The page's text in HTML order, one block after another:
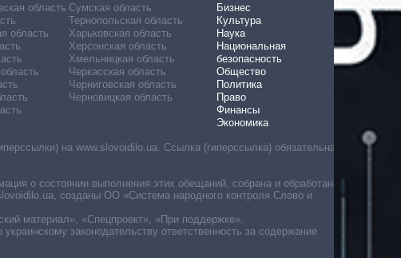
область
область
Сумская область
Тернопольская область
Харьковская область
Херсонская область
Хмельницкая область
Черкасская область
Черниговская область
Черновицкая область
Бизнес
Культура
Наука
Национальная
безопасность
Общество
Политика
Право
Финансы
Экономика
на www.slovoidilo.ua. Ссылка (гиперссылка) обязательна
о состоянии выполнения этих обещаний, собрана и обработана
созданы ОО «Система народного контроля Слово и
материал», «Спецпроект», «При поддержке».
законодательству ответственность за содержание